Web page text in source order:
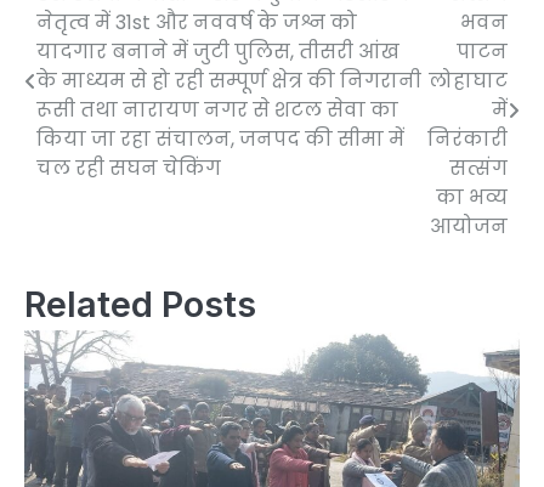
navigation
नेतृत्व में 31st और नववर्ष के जश्न को
यादगार बनाने में जुटी पुलिस, तीसरी आंख
के माध्यम से हो रही सम्पूर्ण क्षेत्र की निगरानी
रूसी तथा नारायण नगर से शटल सेवा का
किया जा रहा संचालन, जनपद की सीमा में
चल रही सघन चेकिंग
भवन
पाटन
लोहाघाट
में
निरंकारी
सत्संग
का भव्य
आयोजन
Related Posts